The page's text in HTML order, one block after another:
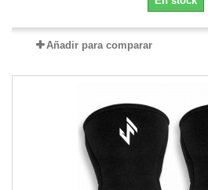
Añadir para comparar